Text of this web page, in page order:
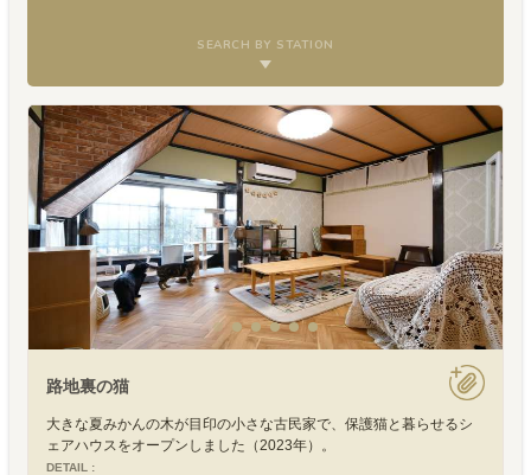
SEARCH BY STATION
路地裏の猫
大きな夏みかんの木が目印の小さな古民家で、保護猫と暮らせるシ
ェアハウスをオープンしました（2023年）。
DETAIL :